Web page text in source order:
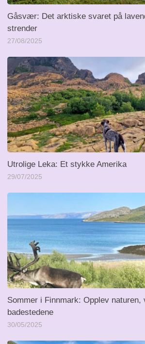
Gåsvær: Det arktiske svaret på
strender
27/08/2025
Utrolige Leka: Et stykke Amerika
29/07/2025
Sommer i Finnmark: Opplev naturen,
badestedene
30/05/2025